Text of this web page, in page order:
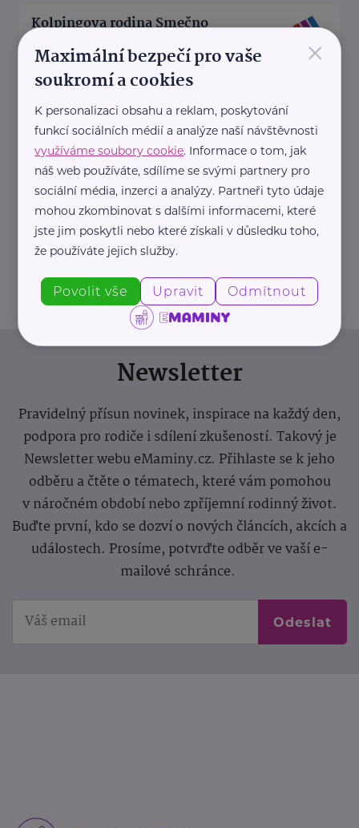
Kolpingova rodina Smečno
U Zámku 5 Smečno
Jsme nestátní nezisková
, která se již více než 25 let
zaměřuje na podporu rodin, ...
https://www.kolpingsmecno.cz/
+420 777 558 778
ludmila.janzurova@kolpingsmecno.cz
Newsletter
Pravidelný přísun novinek, inspirace na každý den,
podpora pro rodiče i sdílení zkušeností. Takový je
Newsletter webu eMaminy.cz. Přihlaste se k jeho
odběru a čtěte o tématech, které vám pomohou
v náročném období nebo zpříjemní rodinný život.
Buďte první, kdo se dozví o nových článcích, akcích a
událostech. Prosíme, potvrďte odběr ve vaší e-
mailové schránce.
Odeslat
×
Maximální bezpečí pro vaše
soukromí a cookies
K personalizaci obsahu a reklam, poskytování
funkcí sociálních médií a analýze naší návštěvnosti
využíváme soubory cookie. Informace o tom, jak
náš web používáte, sdílíme se svými partnery pro
sociální média, inzerci a analýzy. Partneři tyto údaje
mohou zkombinovat s dalšími informacemi, které
jste jim poskytli nebo které získali v důsledku toho,
že používáte jejich služby.
Povolit vše Upravit Odmítnout